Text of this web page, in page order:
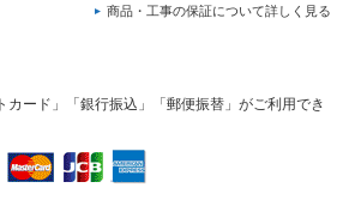
商品・工事の保証について詳しく見る
カード」「銀行振込」「郵便振替」がご利用でき